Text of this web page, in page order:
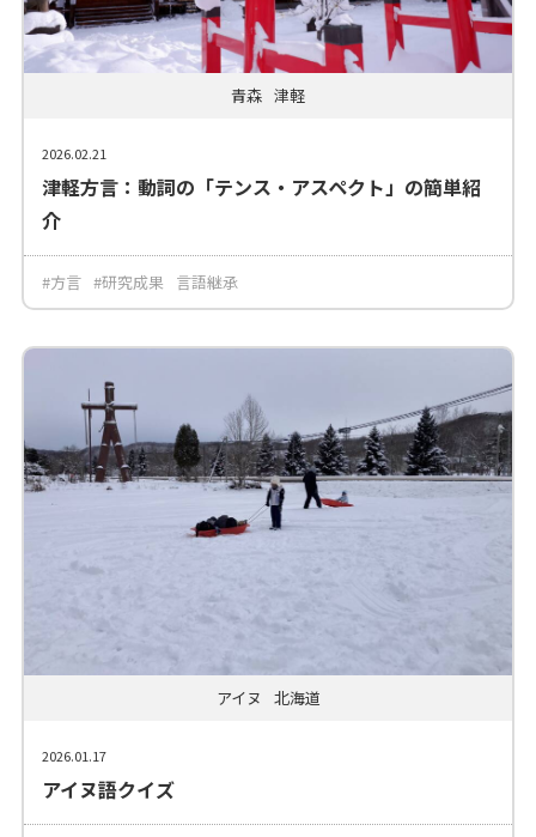
青森 津軽
2026.02.21
津軽方言：動詞の「テンス・アスペクト」の簡単紹
介
#方言 #研究成果 言語継承
アイヌ 北海道
2026.01.17
アイヌ語クイズ